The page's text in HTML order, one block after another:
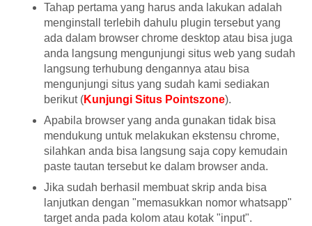
Tahap pertama yang harus anda lakukan adalah
menginstall terlebih dahulu plugin tersebut yang
ada dalam browser chrome desktop atau bisa juga
anda langsung mengunjungi situs web yang sudah
langsung terhubung dengannya atau bisa
mengunjungi situs yang sudah kami sediakan
berikut (Kunjungi Situs Pointszone).
Apabila browser yang anda gunakan tidak bisa
mendukung untuk melakukan ekstensu chrome,
silahkan anda bisa langsung saja copy kemudain
paste tautan tersebut ke dalam browser anda.
Jika sudah berhasil membuat skrip anda bisa
lanjutkan dengan "memasukkan nomor whatsapp"
target anda pada kolom atau kotak "input".